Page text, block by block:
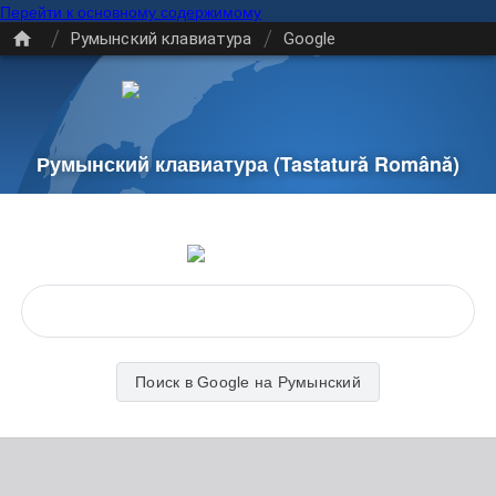
Перейти к основному содержимому
/ Румынский клавиатура / Google
Румынский клавиатура(Tastatură Română)
Поиск в Google на Румынский